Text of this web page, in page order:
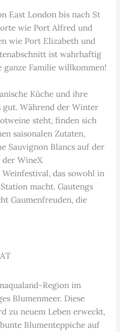
East London bis nach St
wie Port Alfred und
wie Port Elizabeth und
ist wahrhaftig
Familie willkommen!
Küche und ihre
gut. Während der Winter
steht, finden sich
saisonalen Zutaten,
Sauvignon Blancs auf der
der WineX
das sowohl in
Station macht. Gautengs
Gaumenfreuden, die
Region im
Blumenmeer. Diese
zu neuem Leben erweckt,
Blumenteppiche auf